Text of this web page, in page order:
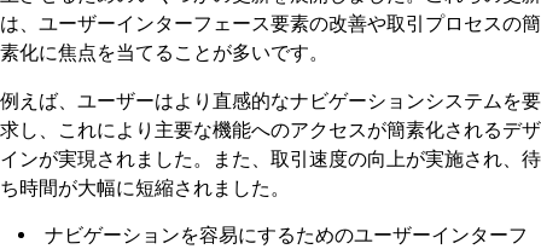
は、ユーザーインターフェース要素の改善や取引プロセスの簡
素化に焦点を当てることが多いです。
例えば、ユーザーはより直感的なナビゲーションシステムを要
求し、これにより主要な機能へのアクセスが簡素化されるデザ
インが実現されました。また、取引速度の向上が実施され、待
ち時間が大幅に短縮されました。
ナビゲーションを容易にするためのユーザーインターフ